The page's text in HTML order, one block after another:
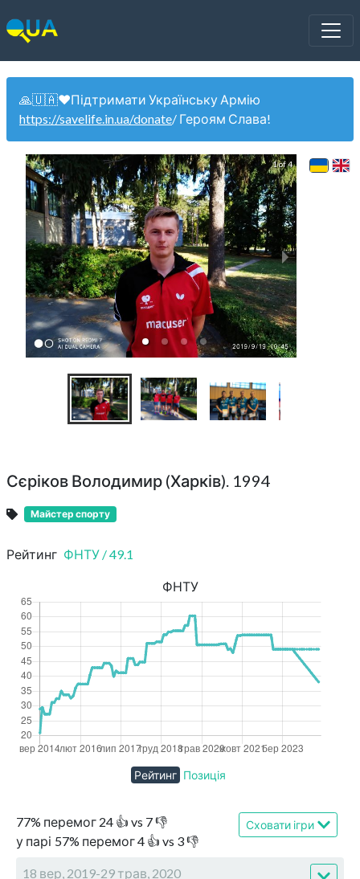
🙏🇺🇦❤️Підтримати Українську Армію
https://savelife.in.ua/donate/ Героям Слава!
1 of 4
Сєріков Володимир (Харків). 1994
Майстер спорту
Рейтинг ФНТУ /49.1
77% перемог 24 👍 vs 7👎
у парі 57% перемог4 👍 vs 3👎
Сховати ігри
18 вер, 2019-29 трав, 2020
ФНТУ
Рейтинг Позиція